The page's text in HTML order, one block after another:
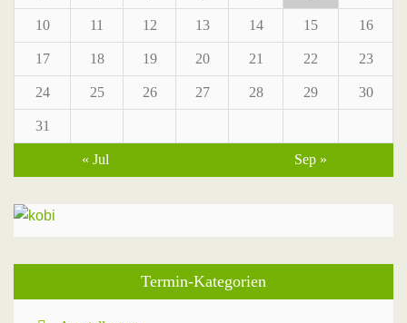
10 11 12 13 14 15 16
17 18 19 20 21 22 23
24 25 26 27 28 29 30
31
« Jul Sep »
Termin-Kategorien